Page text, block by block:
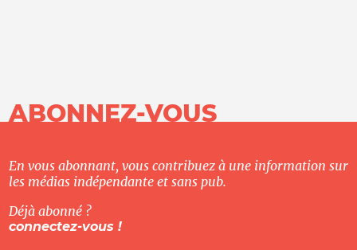
ABONNEZ-VOUS
En vous abonnant, vous contribuez à une information sur
les médias indépendante et sans pub.
Déjà abonné ?
connectez-vous !